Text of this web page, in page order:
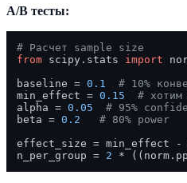
A/B тесты:
# Расчет sample size
from scipy.stats import
baseline = 0.1
# 10%
min_effect = 0.15
# хотим
alpha = 0.05
# 95%
beta = 0.2
# 80% power
effect_size = min_effect -
n_per_group = 2 *